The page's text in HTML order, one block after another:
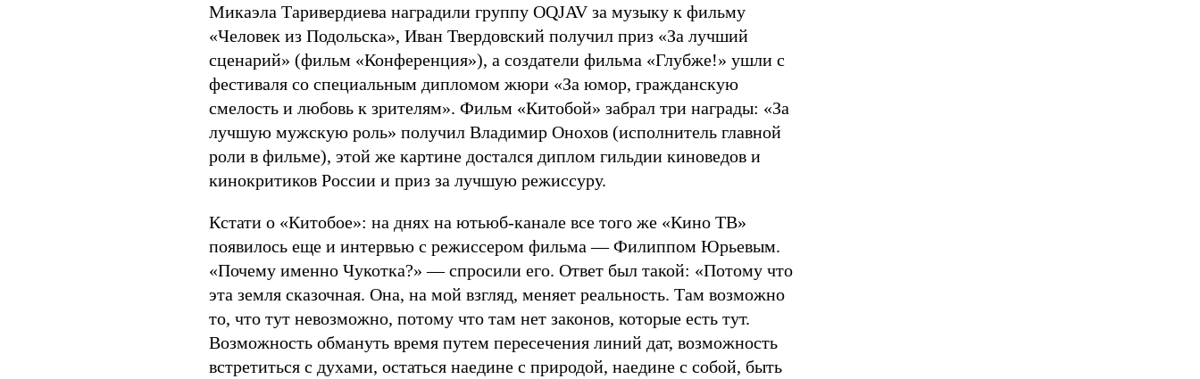
Микаэла Таривердиева наградили группу OQJAV за музыку к фильму
«Человек из Подольска», Иван Твердовский получил приз «За лучший
сценарий» (фильм «Конференция»), а создатели фильма «Глубже!» ушли с
фестиваля со специальным дипломом жюри «За юмор, гражданскую
смелость и любовь к зрителям». Фильм «Китобой» забрал три награды: «За
лучшую мужскую роль» получил Владимир Онохов (исполнитель главной
роли в фильме), этой же картине достался диплом гильдии киноведов и
кинокритиков России и приз за лучшую режиссуру.
Кстати о «Китобое»: на днях на ютьюб-канале все того же «Кино ТВ»
появилось еще и интервью с режиссером фильма — Филиппом Юрьевым.
«Почему именно Чукотка?» — спросили его. Ответ был такой: «Потому что
эта земля сказочная. Она, на мой взгляд, меняет реальность. Там возможно
то, что тут невозможно, потому что там нет законов, которые есть тут.
Возможность обмануть время путем пересечения линий дат, возможность
встретиться с духами, остаться наедине с природой, наедине с собой, быть